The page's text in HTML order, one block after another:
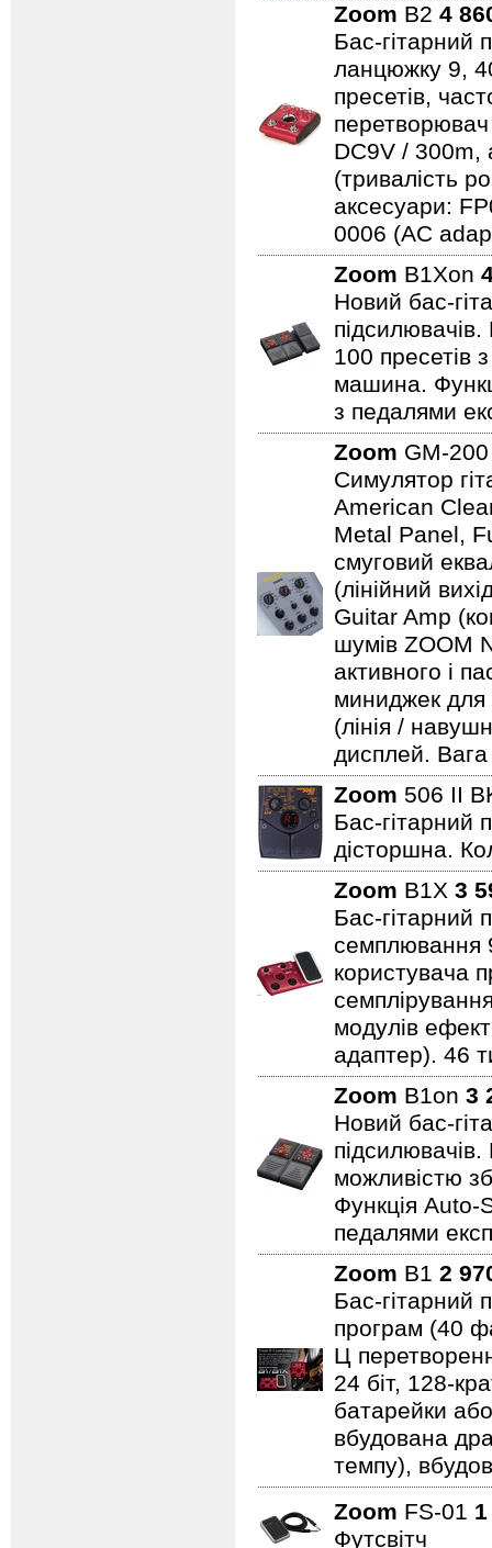
Zoom B2 4
Бас-гітарний
ланцюжку 9,
пресетів,
DC9V / 300m,
(тривалість
аксесуари:
0006 (AC
Zoom B1Xon
Новий бас-
100 пресетів
машина.
з педалями
Zoom GM-
Симулятор
American
Metal Panel,
смуговий
(лінійний
Guitar Amp
шумів ZOOM
активного і
миниджек для
(лінія /
дисплей.
Zoom 506 II
Бас-гітарний
дісторшна.
Zoom B1X 3
Бас-гітарний
семплювання
користувача
модулів
адаптер). 46
Zoom B1on 3
Новий бас-
можливістю
Функція Auto-
педалями
Zoom B1 2
Бас-гітарний
програм (40
Ц
24 біт, 128-
батарейки
вбудована
темпу),
Zoom FS-01
Футсвітч